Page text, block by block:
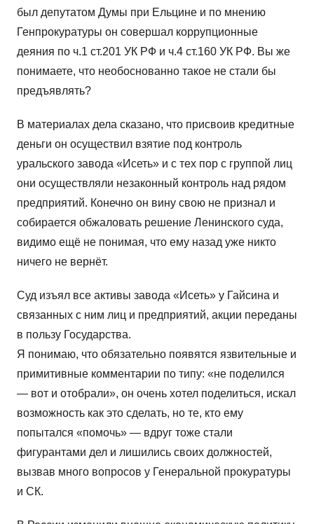
был депутатом Думы при Ельцине и по мнению
Генпрокуратуры он совершал коррупционные
деяния по ч.1 ст.201 УК РФ и ч.4 ст.160 УК РФ. Вы же
понимаете, что необоснованно такое не стали бы
предъявлять?
В материалах дела сказано, что присвоив кредитные
деньги он осуществил взятие под контроль
уральского завода «Исеть» и с тех пор с группой лиц
они осуществляли незаконный контроль над рядом
предприятий. Конечно он вину свою не признал и
собирается обжаловать решение Ленинского суда,
видимо ещё не понимая, что ему назад уже никто
ничего не вернёт.
Суд изъял все активы завода «Исеть» у Гайсина и
связанных с ним лиц и предприятий, акции переданы
в пользу Государства.
Я понимаю, что обязательно появятся язвительные и
примитивные комментарии по типу: «не поделился
— вот и отобрали», он очень хотел поделиться, искал
возможность как это сделать, но те, кто ему
попытался «помочь» — вдруг тоже стали
фигурантами дел и лишились своих должностей,
вызвав много вопросов у Генеральной прокуратуры
и СК.